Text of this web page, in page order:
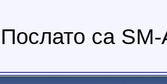
Послато са